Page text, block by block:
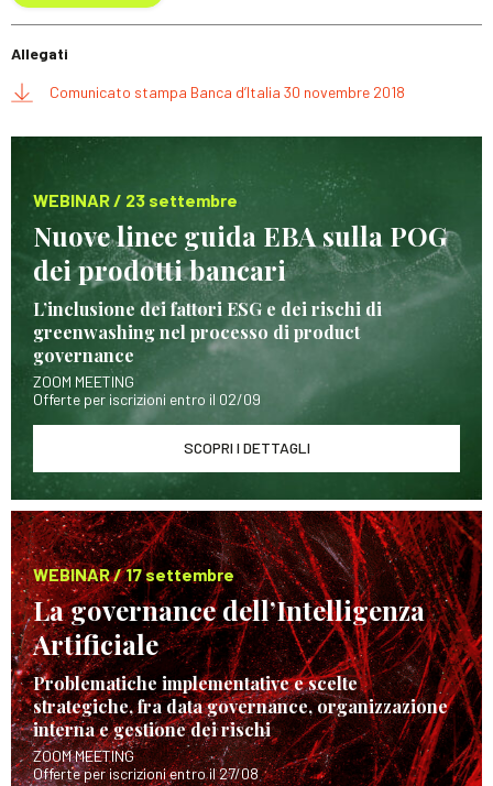
Allegati
Comunicato stampa Banca d’Italia 30 novembre 2018
WEBINAR / 23 settembre
Nuove linee guida EBA sulla POG
dei prodotti bancari
L’inclusione dei fattori ESG e dei rischi di
greenwashing nel processo di product
governance
ZOOM MEETING
Offerte per iscrizioni entro il 02/09
SCOPRI I DETTAGLI
WEBINAR / 17 settembre
La governance dell’Intelligenza
Artificiale
Problematiche implementative e scelte
strategiche, fra data governance, organizzazione
interna e gestione dei rischi
ZOOM MEETING
Offerte per iscrizioni entro il 27/08